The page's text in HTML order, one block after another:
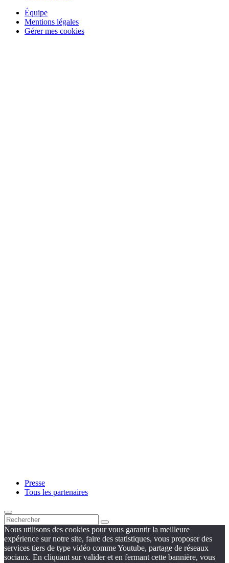
Équipe
Mentions légales
Gérer mes cookies
Presse
Tous les partenaires
Nous utilisons des cookies pour vous garantir la meilleure
expérience sur notre site, faire des statistiques, vous proposer des
services tiers de type vidéo comme Youtube, partage de réseaux
sociaux. En cliquant sur valider et en fermant cette bannière, vous